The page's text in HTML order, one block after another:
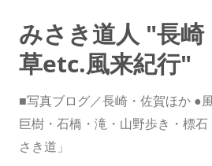
みさき道人 "長崎
草etc.風来紀行"
■写真ブログ／長崎・佐賀ほか ●
巨樹・石橋・滝・山野歩き・標
さき道」